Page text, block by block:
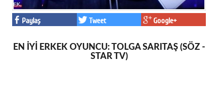
Paylaş Tweet Google+
EN İYİ ERKEK OYUNCU: TOLGA SARITAŞ (SÖZ -
STAR TV)